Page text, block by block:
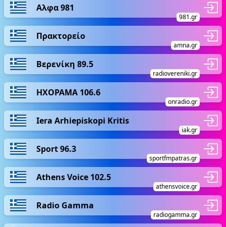
Αλφα 981
981.gr
Πρακτορείο
amna.gr
Βερενίκη 89.5
radiovereniki.gr
ΗΧΟΡΑΜΑ 106.6
onradio.gr
Iera Arhiepiskopi Kritis
iak.gr
Sport 96.3
sportfmpatras.gr
Athens Voice 102.5
athensvoice.gr
Radio Gamma
radiogamma.gr